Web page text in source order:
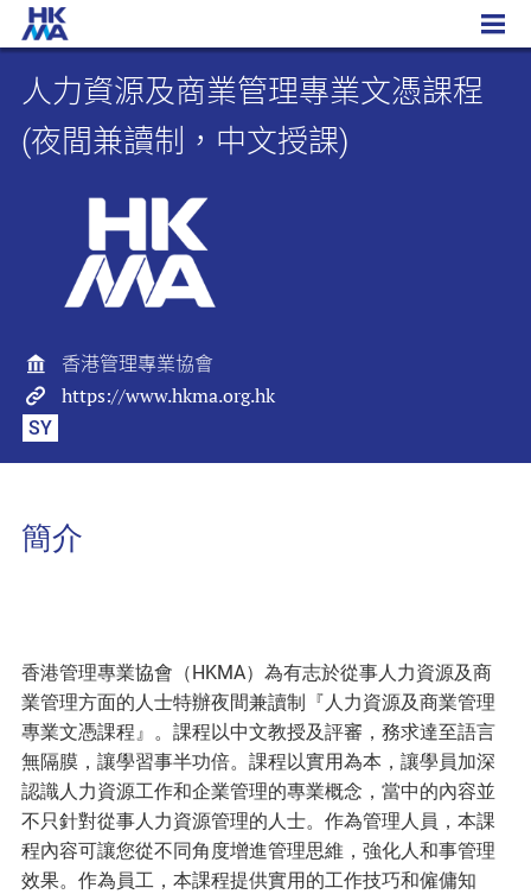
人力資源及商業管理專業文憑課程 (夜間兼讀制，中文授課)
人力資源及商業管理專業文憑課程
(夜間兼讀制，中文授課)
香港管理專業協會
https://www.hkma.org.hk
SY
簡介
香港管理專業協會（HKMA）為有志於從事人力資源及商
業管理方面的人士特辦夜間兼讀制『人力資源及商業管理
專業文憑課程』。課程以中文教授及評審，務求達至語言
無隔膜，讓學習事半功倍。課程以實用為本，讓學員加深
認識人力資源工作和企業管理的專業概念，當中的內容並
不只針對從事人力資源管理的人士。作為管理人員，本課
程內容可讓您從不同角度增進管理思維，強化人和事管理
效果。作為員工，本課程提供實用的工作技巧和僱傭知